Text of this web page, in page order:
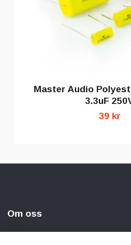
Master Audio
3.3uF
39 kr
Om oss